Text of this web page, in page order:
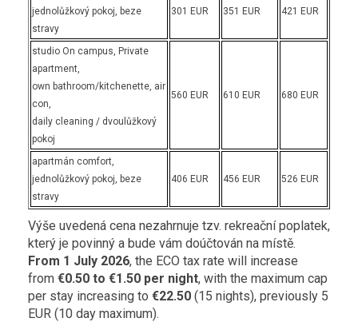
jednolůžkový pokoj, beze
stravy
301 EUR 351 EUR 421 EUR
studio On campus, Private
apartment,
own bathroom/kitchenette, air
con,
daily cleaning / dvoulůžkový
pokoj
560 EUR 610 EUR 680 EUR
apartmán comfort,
jednolůžkový pokoj, beze
stravy
406 EUR 456 EUR 526 EUR
Výše uvedená cena nezahrnuje tzv. rekreační poplatek,
který je povinný a bude vám doúčtován na místě.
From 1 July 2026, the ECO tax rate will increase
from €0.50 to €1.50 per night, with the maximum cap
per stay increasing to €22.50 (15 nights), previously 5
EUR (10 day maximum).